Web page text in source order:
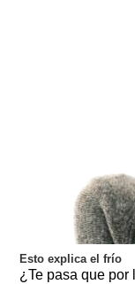
Esto explica el frío
¿Te pasa que por